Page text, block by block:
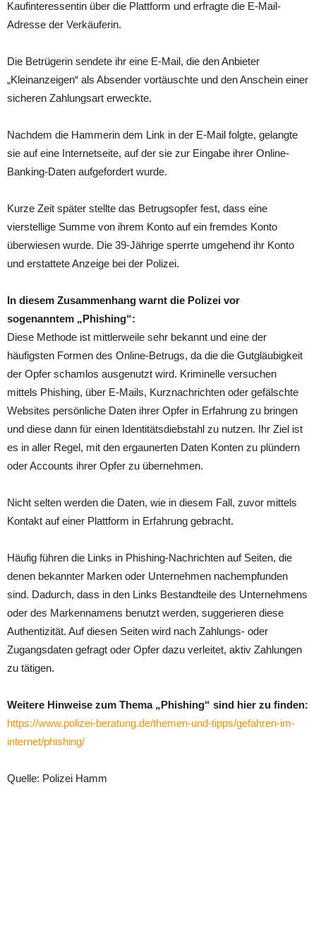
Kaufinteressentin über die Plattform und erfragte die E-Mail-
Adresse der Verkäuferin.
Die Betrügerin sendete ihr eine E-Mail, die den Anbieter
„Kleinanzeigen“ als Absender vortäuschte und den Anschein einer
sicheren Zahlungsart erweckte.
Nachdem die Hammerin dem Link in der E-Mail folgte, gelangte
sie auf eine Internetseite, auf der sie zur Eingabe ihrer Online-
Banking-Daten aufgefordert wurde.
Kurze Zeit später stellte das Betrugsopfer fest, dass eine
vierstellige Summe von ihrem Konto auf ein fremdes Konto
überwiesen wurde. Die 39-Jährige sperrte umgehend ihr Konto
und erstattete Anzeige bei der Polizei.
In diesem Zusammenhang warnt die Polizei vor
sogenanntem „Phishing“:
Diese Methode ist mittlerweile sehr bekannt und eine der
häufigsten Formen des Online-Betrugs, da die die Gutgläubigkeit
der Opfer schamlos ausgenutzt wird. Kriminelle versuchen
mittels Phishing, über E-Mails, Kurznachrichten oder gefälschte
Websites persönliche Daten ihrer Opfer in Erfahrung zu bringen
und diese dann für einen Identitätsdiebstahl zu nutzen. Ihr Ziel ist
es in aller Regel, mit den ergaunerten Daten Konten zu plündern
oder Accounts ihrer Opfer zu übernehmen.
Nicht selten werden die Daten, wie in diesem Fall, zuvor mittels
Kontakt auf einer Plattform in Erfahrung gebracht.
Häufig führen die Links in Phishing-Nachrichten auf Seiten, die
denen bekannter Marken oder Unternehmen nachempfunden
sind. Dadurch, dass in den Links Bestandteile des Unternehmens
oder des Markennamens benutzt werden, suggerieren diese
Authentizität. Auf diesen Seiten wird nach Zahlungs- oder
Zugangsdaten gefragt oder Opfer dazu verleitet, aktiv Zahlungen
zu tätigen.
Weitere Hinweise zum Thema „Phishing“ sind hier zu finden:
https://www.polizei-beratung.de/themen-und-tipps/gefahren-im-
internet/phishing/
Quelle: Polizei Hamm